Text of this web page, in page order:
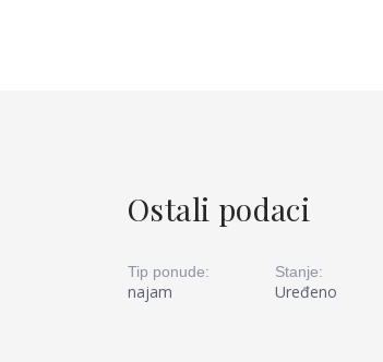
Ostali podaci
Tip ponude:
najam
Stanje:
Uređeno